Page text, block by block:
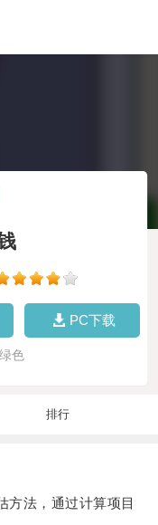
PC下载
色
排行
法，通过计算项目